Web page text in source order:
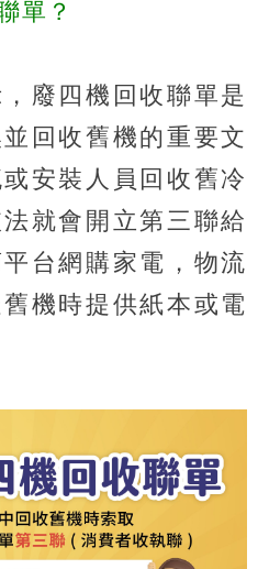
單？
廢四機回收聯單是
回收舊機的重要文
安裝人員回收舊冷
就會開立第三聯給
台網購家電，物流
機時提供紙本或電